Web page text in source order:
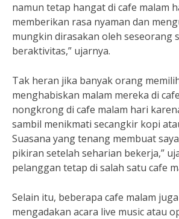
namun tetap hangat di cafe malam
memberikan rasa nyaman dan
mungkin dirasakan oleh seseorang
beraktivitas,” ujarnya.
Tak heran jika banyak orang
menghabiskan malam mereka di
nongkrong di cafe malam hari
sambil menikmati secangkir kopi
Suasana yang tenang membuat
pikiran setelah seharian bekerja,”
pelanggan tetap di salah satu cafe
Selain itu, beberapa cafe malam
mengadakan acara live music atau